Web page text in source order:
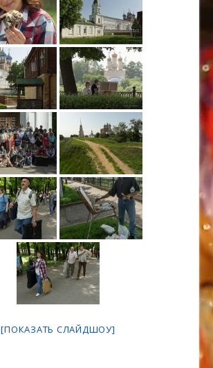
[ПОКАЗАТЬ СЛАЙДШОУ]